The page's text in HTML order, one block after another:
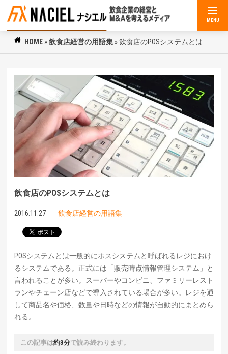
MENU
HOME »飲食店経営の用語集 »飲食店のPOSシステムとは
飲食店のPOSシステムとは
2016.11.27 飲食店経営の用語集
POSシステムとは一般的にポスシステムと呼ばれるレジにおけ
るシステムである。正式には「販売時点情報管理システム」と
言われることが多い。スーパーやコンビニ、ファミリーレスト
ランやチェーン店などで導入されている場合が多い。レジを通
して商品名や価格、数量や日時などの情報が自動的にまとめら
れる。
この記事は約3分で読み終わります。